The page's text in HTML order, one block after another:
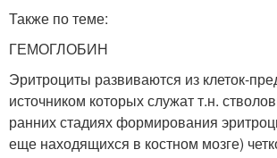
Также по теме:
ГЕМОГЛОБИН
Эритроциты развиваются из клеток-
источником которых служат т.н.
ранних стадиях формирования
еще находящихся в костном мозге)